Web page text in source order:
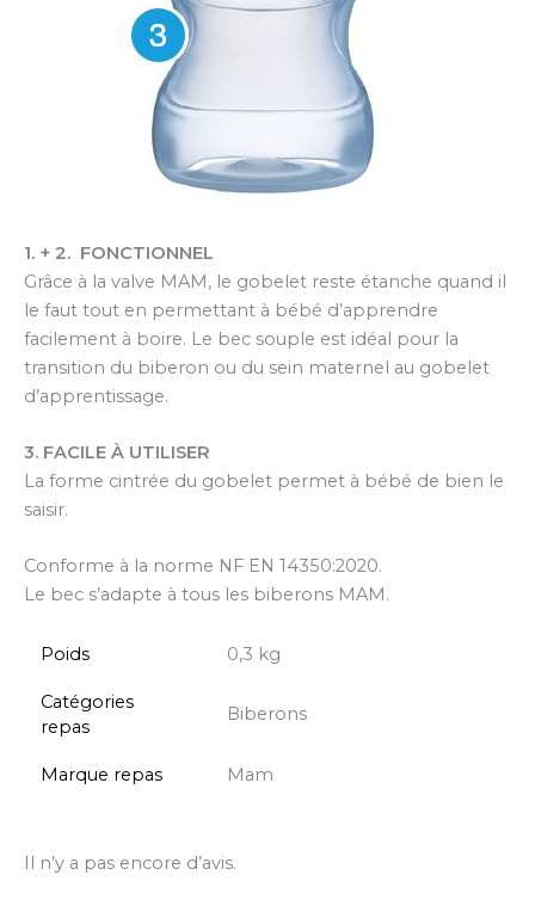
1. + 2. FONCTIONNEL
Grâce à la valve MAM, le gobelet reste étanche quand il
le faut tout en permettant à bébé d’apprendre
facilement à boire. Le bec souple est idéal pour la
transition du biberon ou du sein maternel au gobelet
d’apprentissage.
3. FACILE À UTILISER
La forme cintrée du gobelet permet à bébé de bien le
saisir.
Conforme à la norme NF EN 14350:2020.
Le bec s’adapte à tous les biberons MAM.
Poids 0,3 kg
Catégories
repas
Biberons
Marque repas Mam
Il n’y a pas encore d’avis.